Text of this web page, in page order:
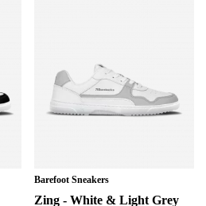
Barefoot Sneakers
Zing - White & Light Grey